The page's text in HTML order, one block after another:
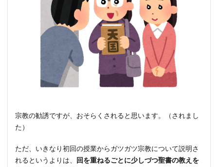
宗教の勧誘ですが、おそらくされると思います。（されまし
た）
ただ、いきなり初回の授業からガツガツ宗教について説明さ
れるというよりは、 回を重ねるごとに少しづつ聖書の教えを